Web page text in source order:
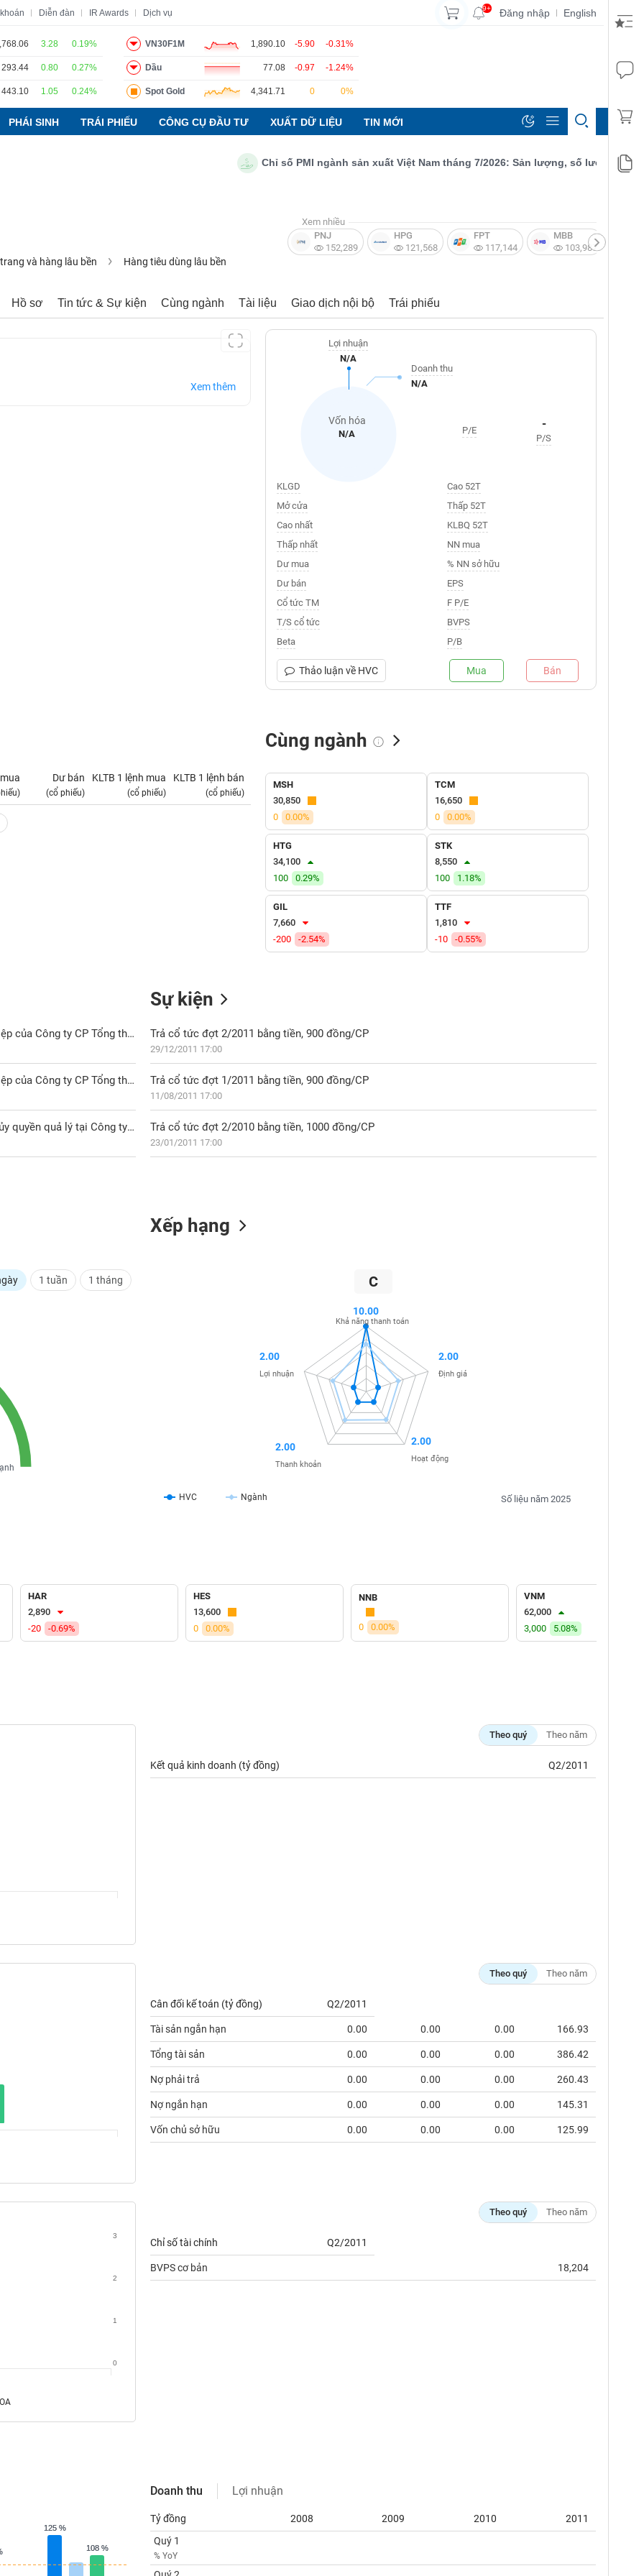
Diễn đàn IR Awards Dịch vụ 9+ Đăng nhập | English
3.28 0.19%
293.44 0.80 0.27%
443.10 1.05 0.24%
VN30F1M 1,890.10 -5.90 -0.31%
Dầu 77.08 -0.97 -1.24%
Spot Gold 4,341.71 0 0%
PHÁI SINH TRÁI PHIẾU CÔNG CỤ ĐẦU TƯ XUẤT DỮ LIỆU TIN MỚI
Chỉ số PMI ngành sản xuất Việt Nam tháng 7/2026: Sản lượng, số lượng đơn đặt
và hàng lâu bền Hàng tiêu dùng lâu bền
Xem nhiều
PNJ
152,289
HPG
121,568
FPT
117,144
MBB
103,987
Hồ sơ Tin tức & Sự kiện Cùng ngành Tài liệu Giao dịch nội bộ Trái phiếu
Xem thêm
Vốn hóa
N/A
Lợi nhuận
N/A
Doanh thu
N/A
P/E -
P/S
KLGD
Mở cửa
Cao nhất
Thấp nhất
Dư mua
Dư bán
Cổ tức TM
T/S cổ tức
Beta
Cao 52T
Thấp 52T
KLBQ 52T
NN mua
% NN sở hữu
EPS
F P/E
BVPS
P/B
Thảo luận về HVC Mua Bán
Dư bán
(cổ phiếu)
KLTB 1 lệnh mua
(cổ phiếu)
KLTB 1 lệnh bán
(cổ phiếu)
Tự doanh mua
Cùng ngành
MSH
30,850
0
0.00%
TCM
16,650
0
0.00%
HTG
34,100
100
0.29%
STK
8,550
100
1.18%
GIL
7,660
-200
-2.54%
TTF
1,810
-10
-0.55%
HVH: Thông báo nhận được Giấy chứng nhận đăng ký doanh nghiệp của Công ty CP Tổng thầu Xay đựng HVC
HVH: Thông báo nhận được Giấy chứng nhận đăng ký doanh nghiệp của Công ty CP Tổng thầu Xây đựng HVC
HVH: Nghị quyết HĐQT về việc nhận chuyển nhượng, góp vốn và ủy quyền quả lý tại Công ty TNHH Tổng thầu cơ điện HVC
Sự kiện
Trả cổ tức đợt 2/2011 bằng tiền, 900 đồng/CP
29/12/2011 17:00
Trả cổ tức đợt 1/2011 bằng tiền, 900 đồng/CP
11/08/2011 17:00
Trả cổ tức đợt 2/2010 bằng tiền, 1000 đồng/CP
23/01/2011 17:00
1 tuần 1 tháng
Xếp hạng
C
Số liệu năm 2025
HVC Ngành
10.00
Khả năng thanh toán
2.00
Định giá
2.00
Hoạt động
2.00
Thanh khoản
2.00
Lợi nhuận
HAR
2,890
-20
-0.69%
HES
13,600
0
0.00%
NNB
0 0.00%
VNM
62,000
3,000
5.08%
Theo quý Theo năm
Kết quả kinh doanh (tỷ đồng) Q2/2011
Theo quý Theo năm
Cân đối kế toán (tỷ đồng) Q2/2011
Tài sản ngắn hạn 0.00 0.00 0.00 166.93
Tổng tài sản 0.00 0.00 0.00 386.42
Nợ phải trả 0.00 0.00 0.00 260.43
Nợ ngắn hạn 0.00 0.00 0.00 145.31
Vốn chủ sở hữu 0.00 0.00 0.00 125.99
0
1
2
3
Theo quý Theo năm
Chỉ số tài chính Q2/2011
BVPS cơ bản 18,204
125 %
125 %
108 %
108 %
Doanh thu Lợi nhuận
Tỷ đồng 2008 2009 2010
2011
Quý 1
% YoY
Báo cáo phân tích Thuật ngữ